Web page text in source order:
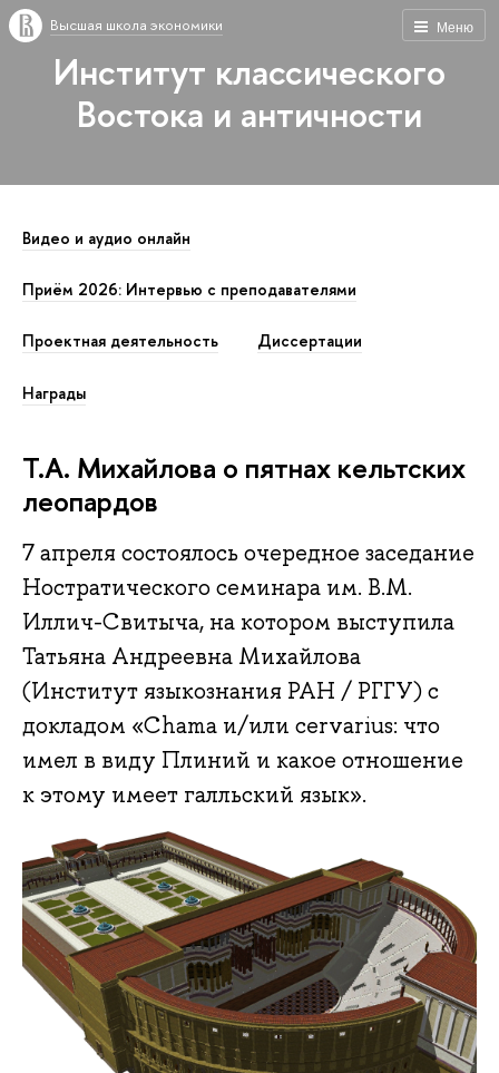
Меню
Высшая школа экономики
Институт классического
Востока и античности
Видео и аудио онлайн
Приём 2026: Интервью с преподавателями
Проектная деятельность Диссертации
Награды
Т.А. Михайлова о пятнах кельтских
леопардов
7 апреля состоялось очередное заседание
Ностратического семинара им. В.М.
Иллич-Свитыча, на котором выступила
Татьяна Андреевна Михайлова
(Институт языкознания РАН / РГГУ) с
докладом «Chama и/или cervarius: что
имел в виду Плиний и какое отношение
к этому имеет галльский язык».